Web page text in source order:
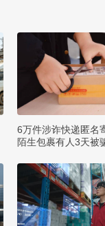
6万件涉诈快递匿名
陌生包裹有人3天被